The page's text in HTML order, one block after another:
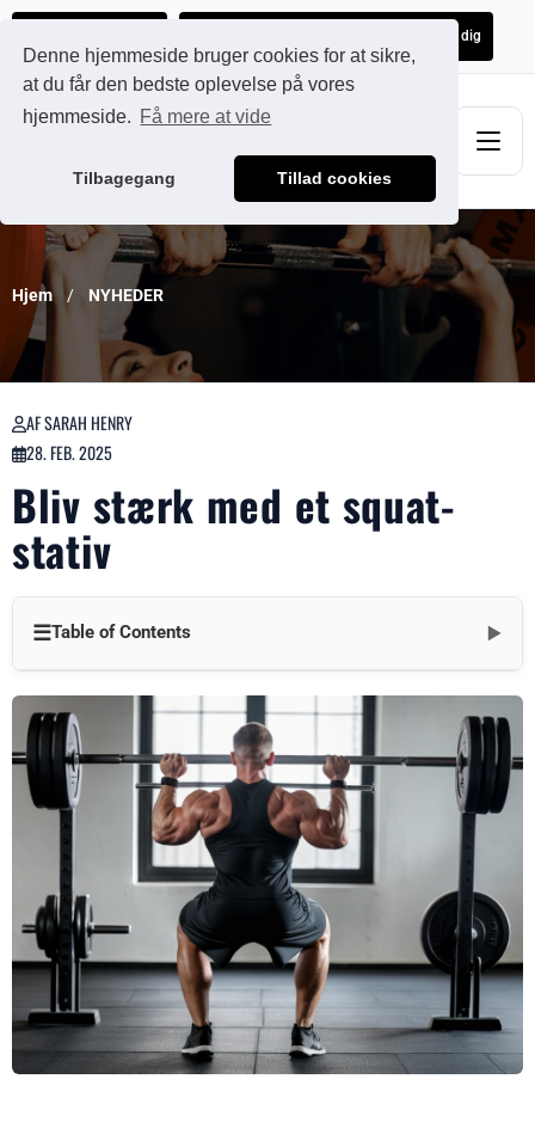
Denne hjemmeside bruger cookies for at sikre,
at du får den bedste oplevelse på vores
hjemmeside. Få mere at vide
Tilbagegang Tillad cookies
Få et uforpligtende tilbud skræddersyet til dig
Hjem NYHEDER
AF SARAH HENRY
28. FEB. 2025
Bliv stærk med et squat-
stativ
☰Table of Contents ▼
Understøttelse af forskellige træningsformer
Sikkerhed og stabilitet først
Kompatibilitet og fleksibilitet
Frigørelse af værdi i fitnessbranchen
Forbedring af løfteoplevelsen
Øget drift af fitnesscentre
At skille sig ud på markedet
Udarbejdelse af en træningsplan med et squatstativ med
olympisk stang